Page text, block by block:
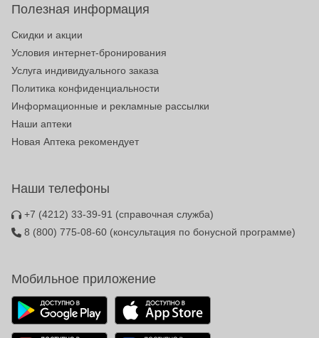
Полезная информация
Скидки и акции
Условия интернет-бронирования
Услуга индивидуального заказа
Политика конфиденциальности
Информационные и рекламные рассылки
Наши аптеки
Новая Аптека рекомендует
Наши телефоны
+7 (4212) 33-39-91 (справочная служба)
8 (800) 775-08-60 (консультация по бонусной программе)
Мобильное приложение